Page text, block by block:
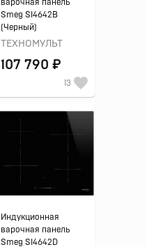
варочная панель
Smeg SI4642B
(Черный)
ТЕХНОМУЛЬТ
107 790 ₽
13
Индукционная
варочная панель
Smeg SI4642D